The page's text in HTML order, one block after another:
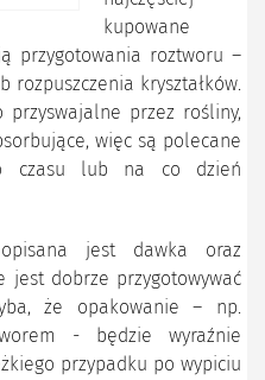
kupowane
przygotowania roztworu –
kryształków.
przyswajalne przez rośliny,
więc są polecane
czasu lub na co dzień
jest dawka oraz
jest dobrze przygotowywać
że opakowanie – np.
- będzie wyraźnie
przypadku po wypiciu